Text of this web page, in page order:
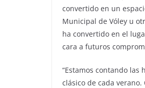
convertido en un
Municipal de Vóley u
ha convertido en el
cara a futuros
“Estamos contando
clásico de cada